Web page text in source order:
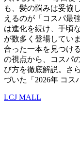
も、髪の悩みは妥協
えるのが「コスパ最
は進化を続け、手頃
が数多く登場してい
合った一本を見つけ
の視点から、コスパ
び方を徹底解説。さ
づいた「2026年 コス
LCJ MALL